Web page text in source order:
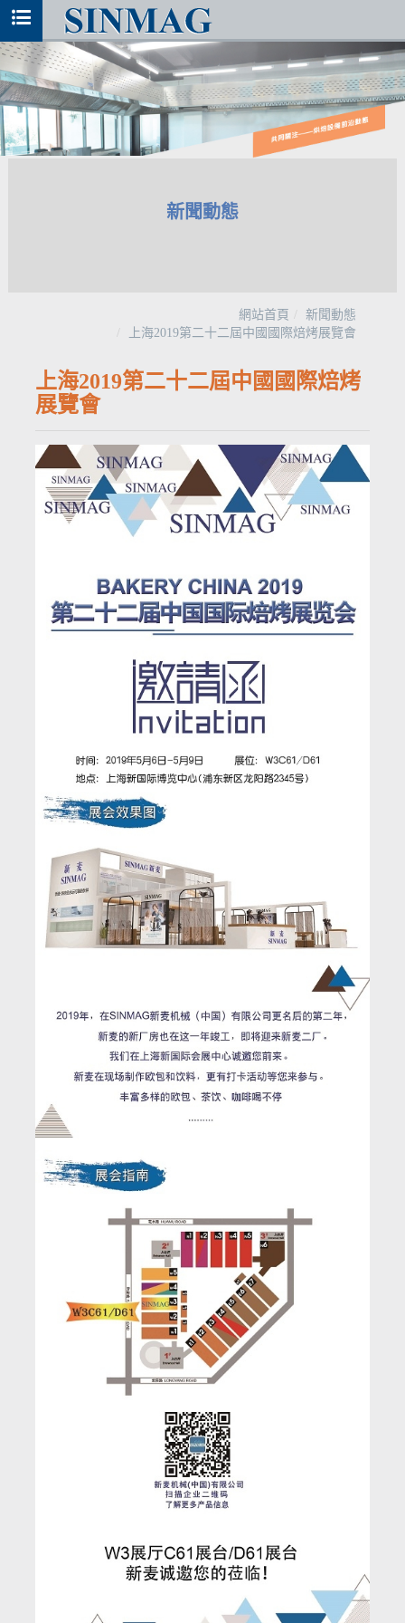
新聞動態
網站首頁
新聞動態
上海2019第二十二屆中國國際焙烤展覽會
上海2019第二十二屆中國國際焙烤
展覽會